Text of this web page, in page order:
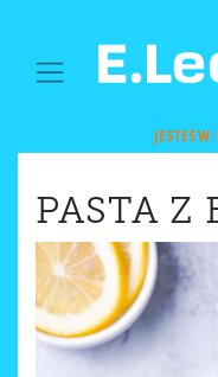
MAIN
JESTEŚ W:
PASTA Z